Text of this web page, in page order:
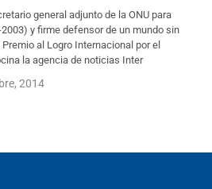
general adjunto de la ONU para
y firme defensor de un mundo sin
al Logro Internacional por el
la agencia de noticias Inter
2014